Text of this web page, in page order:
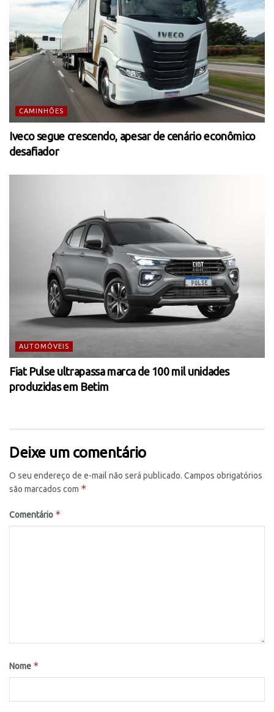
CAMINHÕES
Iveco segue crescendo, apesar de cenário econômico
desafiador
AUTOMÓVEIS
Fiat Pulse ultrapassa marca de 100 mil unidades
produzidas em Betim
Deixe um comentário
O seu endereço de e-mail não será publicado. Campos obrigatórios
são marcados com *
Comentário *
Nome *